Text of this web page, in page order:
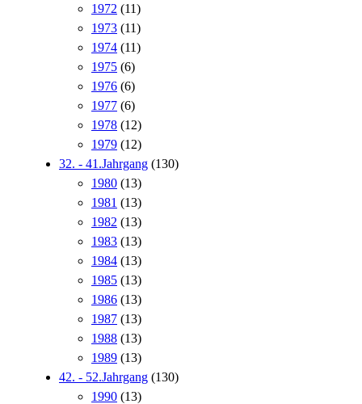
1972 (11)
1973 (11)
1974 (11)
1975 (6)
1976 (6)
1977 (6)
1978 (12)
1979 (12)
32. - 41.Jahrgang (130)
1980 (13)
1981 (13)
1982 (13)
1983 (13)
1984 (13)
1985 (13)
1986 (13)
1987 (13)
1988 (13)
1989 (13)
42. - 52.Jahrgang (130)
1990 (13)